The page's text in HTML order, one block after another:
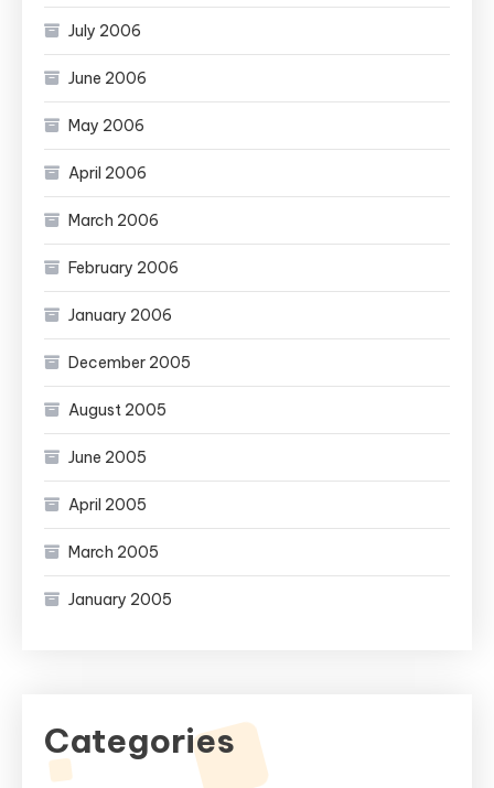
July 2006
June 2006
May 2006
April 2006
March 2006
February 2006
January 2006
December 2005
August 2005
June 2005
April 2005
March 2005
January 2005
Categories